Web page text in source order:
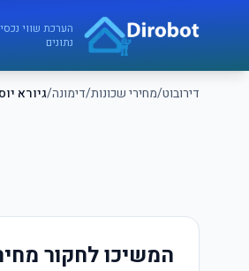
דירובוט/מחירי שכונות/דימונה/גיורא
דירובוט
הערכת שווי
נתונים
המשיכו לחקור